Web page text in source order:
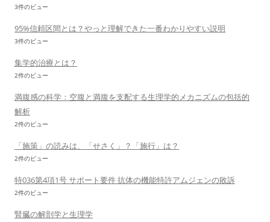
3件のビュー
95%信頼区間とは？やっと理解できた一番わかりやすい説明
3件のビュー
集学的治療とは？
2件のビュー
満腹感の科学：空腹と満腹を支配する生理学的メカニズムの包括的
解析
2件のビュー
「施策」の読みは、「せさく」？「施行」は？
2件のビュー
特036第4項1号 サポート要件 抗体の機能特許アムジェンの敗訴
2件のビュー
腎臓の解剖学と生理学